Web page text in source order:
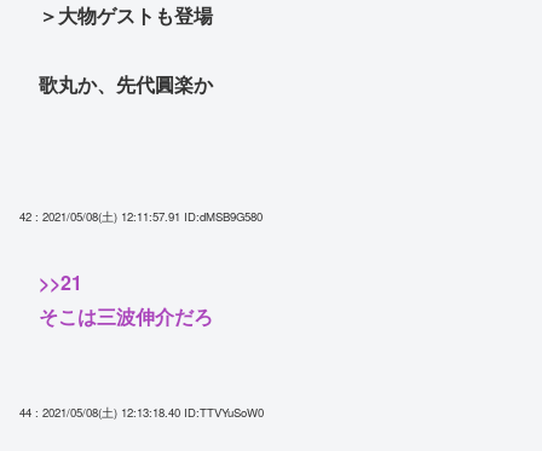
＞大物ゲストも登場
歌丸か、先代圓楽か
42 : 2021/05/08(土) 12:11:57.91 ID:dMSB9G580
>>21
そこは三波伸介だろ
44 : 2021/05/08(土) 12:13:18.40 ID:TTVYuSoW0